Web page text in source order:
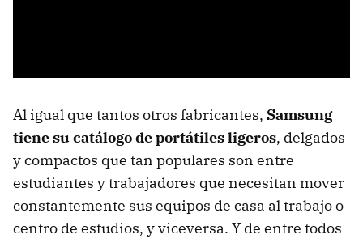
Al igual que tantos otros fabricantes, Samsung
tiene su catálogo de portátiles ligeros, delgados
y compactos que tan populares son entre
estudiantes y trabajadores que necesitan mover
constantemente sus equipos de casa al trabajo o
centro de estudios, y viceversa. Y de entre todos